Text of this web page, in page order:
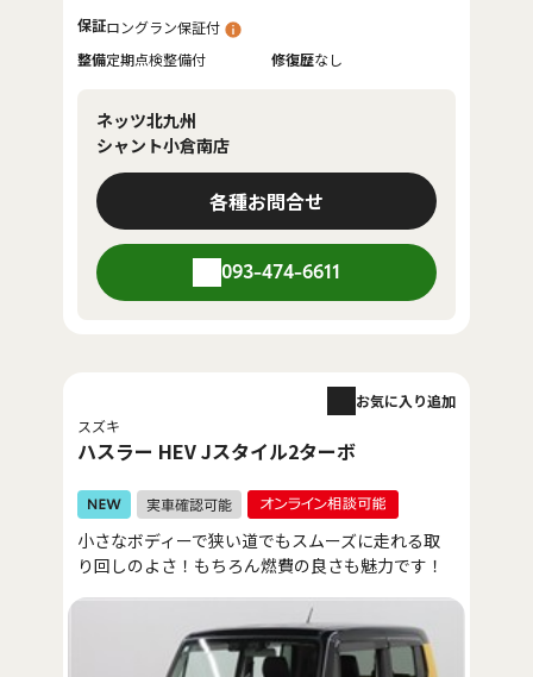
保証ロングラン保証付
整備定期点検整備付 修復歴なし
ネッツ北九州
シャント小倉南店
各種お問合せ
093-474-6611
スズキ
ハスラー HEV Jスタイル2ターボ
お気に入り追加
小さなボディーで狭い道でもスムーズに走れる取
り回しのよさ！もちろん燃費の良さも魅力です！